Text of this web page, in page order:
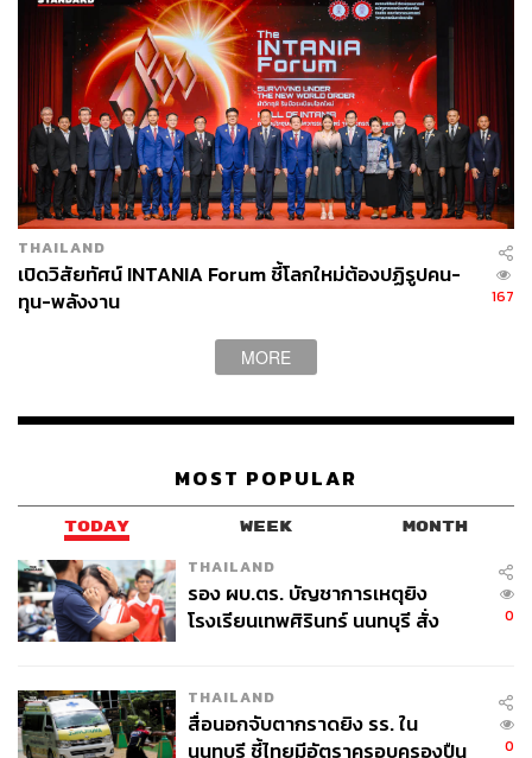
THAILAND
เปิดวิสัยทัศน์ INTANIA Forum ชี้โลกใหม่ต้องปฏิรูปคน-
ทุน-พลังงาน
167
MORE
MOST POPULAR
TODAY WEEK MONTH
THAILAND
รอง ผบ.ตร. บัญชาการเหตุยิง
โรงเรียนเทพศิรินทร์ นนทบุรี สั่ง
0
THAILAND
สื่อนอกจับตากราดยิง รร. ใน
นนทบุรี ชี้ไทยมีอัตราครอบครองปืน
0